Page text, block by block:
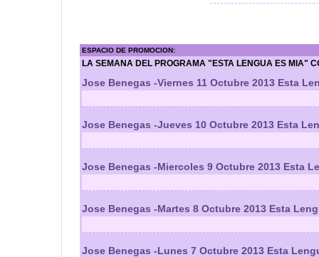
ESPACIO DE PROMOCION:
LA SEMANA DEL PROGRAMA "ESTA LENGUA ES MIA"
Jose Benegas -Viernes 11 Octubre 2013 Esta
Jose Benegas -Jueves 10 Octubre 2013 Esta
Jose Benegas -Miercoles 9 Octubre 2013 Esta
Jose Benegas -Martes 8 Octubre 2013 Esta
Jose Benegas -Lunes 7 Octubre 2013 Esta